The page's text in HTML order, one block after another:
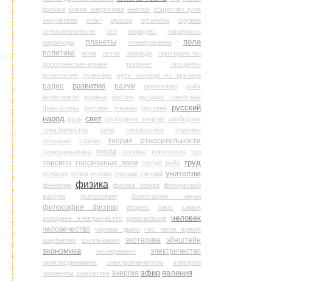
физика новая энергетика ньютон общество туле
оккультизм
опыт оратор организм
оружие
относительность
ото парадокс
парадоксы
пирамиды
планеты планирование
поле
политика
поля поток природа
пространство
пространство-время
процент
проценты
психология
пуанкаре пути выхода из кризиса
радио развитие разум революция
рейх
релятивизм
родина россия
русская советская
фантастика
русские ученые русский
русский
народ русь свет свободная энергия свободное
электричество
сила синергетика
славяне
сознание
сталин теория относительности
термодинамика тесла техника технология тор
торсион торсионные поля третий рейх труд
условия успех учение ученые ученый учителям
феномен физика физика эфира
физический
вакуум
философия философия науки
философия физики форекс хаос
химия
холодное электричество
цивилизация человек
человечество черные дыры
что такое время
шаубергер
школьникам эзотерика
эйнштейн
экономика
эксперимент электричество
электродинамика электромагнетизм
электрон
элементы энергетика энергия эфир явления